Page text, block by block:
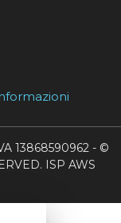
13868590962 - ©
ISP AWS